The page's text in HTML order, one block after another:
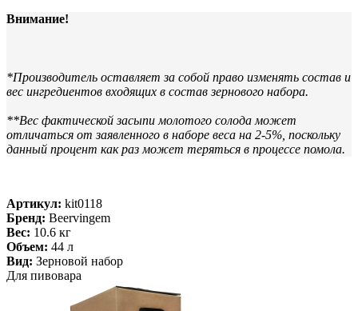
Внимание!
*Производитель оставляет за собой право изменять состав и
вес ингредиентов входящих в состав зернового набора.
**Вес фактической засыпи молотого солода может
отличаться от заявленного в наборе веса на 2-5%, поскольку
данный процент как раз может теряться в процессе помола.
Артикул: kit0118
Бренд: Beervingem
Вес: 10.6 кг
Объем: 44 л
Вид: Зерновой набор
Для пивовара